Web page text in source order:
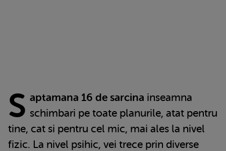
S aptamana 16 de sarcina inseamna
schimbari pe toate planurile, atat pentru
tine, cat si pentru cel mic, mai ales la nivel
fizic. La nivel psihic, vei trece prin diverse